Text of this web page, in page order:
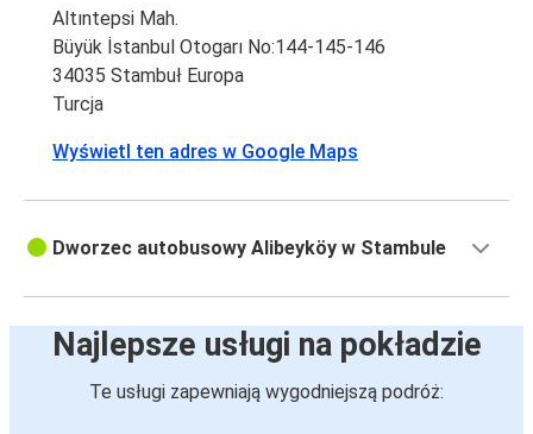
Altıntepsi Mah.
Büyük İstanbul Otogarı No:144-145-146
34035 Stambuł Europa
Turcja
Wyświetl ten adres w Google Maps
Dworzec autobusowy Alibeyköy w Stambule
Najlepsze usługi na pokładzie
Te usługi zapewniają wygodniejszą podróż: